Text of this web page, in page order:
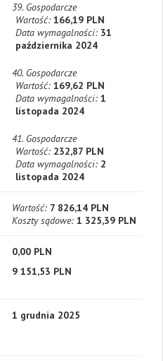
39. Gospodarcze
Wartość:166,19 PLN
Data wymagalności: 31
października 2024
40. Gospodarcze
Wartość:169,62 PLN
Data wymagalności:1
listopada 2024
41. Gospodarcze
Wartość: 232,87 PLN
Data wymagalności: 2
listopada 2024
Wartość: 7 826,14 PLN
Koszty sądowe: 1 325,39 PLN
0,00 PLN
9 151,53 PLN
1 grudnia 2025